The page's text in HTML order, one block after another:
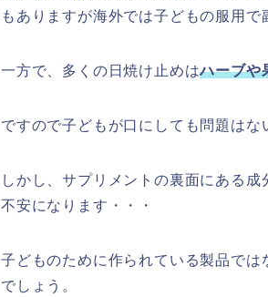
もありますが海外では子どもの服用で
一方で、多くの日焼け止めはハーブや
ですので子どもが口にしても問題はな
しかし、サプリメントの裏面にある
不安になります・・・
子どものために作られている製品では
でしょう。